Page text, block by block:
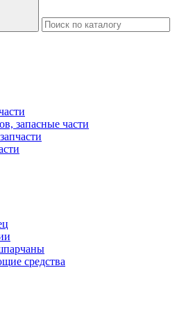
запасные части
средства